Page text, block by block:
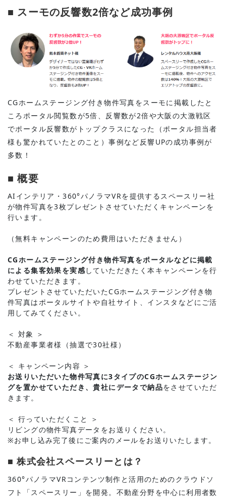
■ スーモの反響数2倍など成功事例
CGホームステージング付き物件写真をスーモに掲載したと
ころポータル閲覧数が5倍、反響数が2倍や大阪の大激戦区
でポータル反響数がトップクラスになった（ポータル担当者
様も驚かれていたとのこと）事例など反響UPの成功事例が
多数！
■ 概要
AIインテリア・360°パノラマVRを提供するスペースリー社
が物件写真を3枚プレゼントさせていただくキャンペーンを
行います。
（無料キャンペーンのため費用はいただきません）
CGホームステージング付き物件写真をポータルなどに掲載
による集客効果を実感 していただきたく本キャンペーンを行
わせていただきます。
プレゼントさせていただいたCGホームステージング付き物
件写真はポータルサイトや自社サイト、インスタなどにご活
用してみてください。
＜ 対象 ＞
不動産事業者様（抽選で30社様）
＜ キャンペーン内容 ＞
お送りいただいた物件写真に3タイプのCGホームステージン
グを置かせていただき、貴社にデータで納品をさせていただ
きます。
＜ 行っていただくこと ＞
リビングの物件写真データをお送りください。
※お申し込み完了後にご案内のメールをお送りいたします。
■ 株式会社スペースリーとは？
360°パノラマVRコンテンツ制作と活用のためのクラウドソ
フト「スペースリー」を開発。不動産分野を中心に利用者数